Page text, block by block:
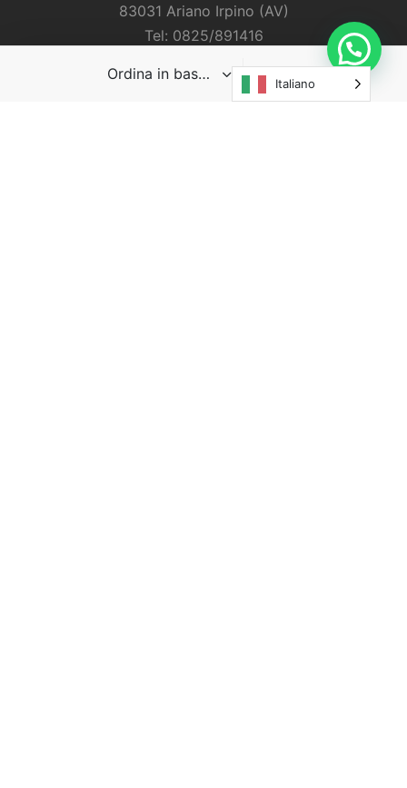
83031 Ariano Irpino (AV)
Tel: 0825/891416
Vendita all'ingrosso
Italiano